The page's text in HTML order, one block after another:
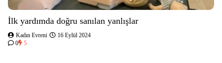
İlk yardımda doğru sanılan yanlışlar
Kadın Evreni
16 Eylül 2024
0
5